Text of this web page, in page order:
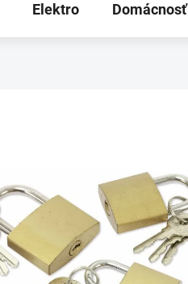
Elektro Domácnosť